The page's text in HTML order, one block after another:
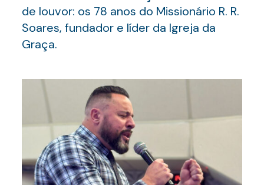
de louvor: os 78 anos do Missionário R. R.
Soares, fundador e líder da Igreja da
Graça.